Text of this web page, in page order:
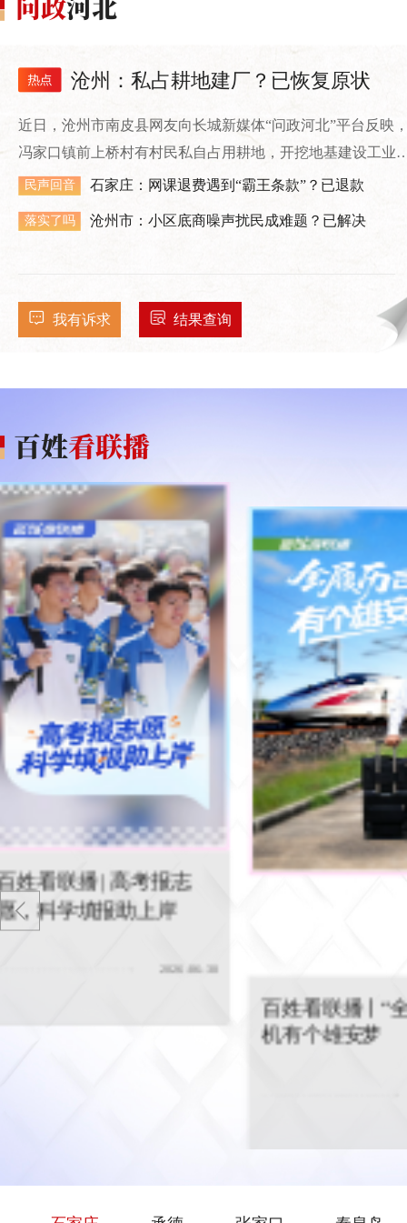
沧州：私占耕地建厂？已恢复原状
近日，沧州市南皮县网友向长城新媒体“问政河北”平台反映
冯家口镇前上桥村有村民私自占用耕地，开挖地基建设工业
房。
民声回音 石家庄：网课退费遇到“霸王条款”？已退款
落实了吗 沧州市：小区底商噪声扰民成难题？已解决
我有诉求 结果查询
学
百姓看联播丨“全履历”司机有个
百姓看联播丨“全履历”司
北“期